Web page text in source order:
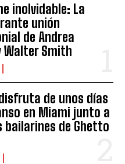
inolvidable: La
unión
de Andrea
Walter Smith
de unos días
en Miami junto a
bailarines de Ghetto